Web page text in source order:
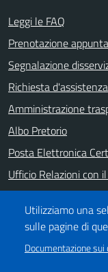
Utilizziamo una
sulle pagine di
Documentazione sui
Leggi le FAQ
Prenotazione
Segnalazione
Richiesta d'assistenza
Amministrazione
Albo Pretorio
Posta Elettronica
Ufficio Relazioni con
Note legali
Informativa privacy